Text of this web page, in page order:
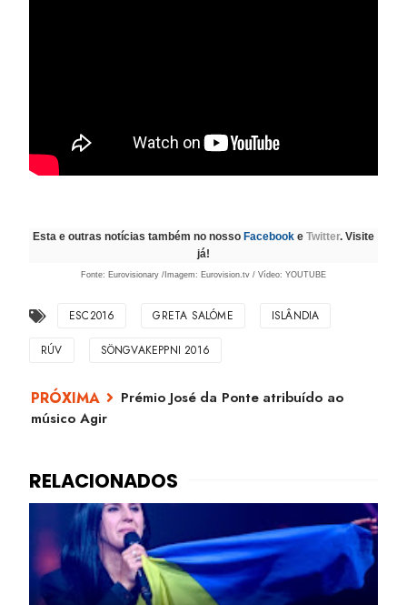
Esta e outras notícias também no nosso Facebook e Twitter. Visite
já!
Fonte: Eurovisionary /Imagem: Eurovision.tv / Vídeo: YOUTUBE
ESC2016 GRETA SALÓME ISLÂNDIA
RÚV SÖNGVAKEPPNI 2016
Prémio José da Ponte atribuído ao
músico Agir